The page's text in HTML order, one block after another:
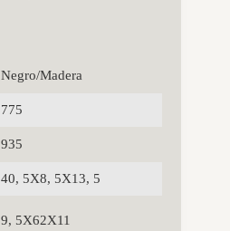
Negro/Madera
775
935
40, 5X8, 5X13, 5
9, 5X62X11